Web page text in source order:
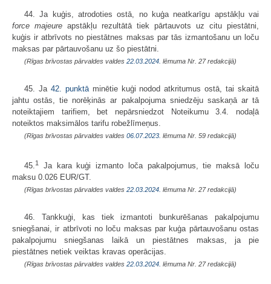
44. Ja kuģis, atrodoties ostā, no kuģa neatkarīgu apstākļu vai
force majeure apstākļu rezultātā tiek pārtauvots uz citu piestātni,
kuģis ir atbrīvots no piestātnes maksas par tās izmantošanu un loču
maksas par pārtauvošanu uz šo piestātni.
(Rīgas brīvostas pārvaldes valdes 22.03.2024. lēmuma Nr. 27 redakcijā)
45. Ja 42. punktāminētie kuģi nodod atkritumus ostā, tai skaitā
jahtu ostās, tie norēķinās ar pakalpojuma sniedzēju saskaņā ar tā
noteiktajiem tarifiem, bet nepārsniedzot Noteikumu 3.4. nodaļā
noteiktos maksimālos tarifu robežlīmeņus.
(Rīgas brīvostas pārvaldes valdes 06.07.2023. lēmuma Nr. 59 redakcijā)
45.1
Ja kara kuģi izmanto loča pakalpojumus, tie maksā loču
maksu 0.026 EUR/GT.
(Rīgas brīvostas pārvaldes valdes 22.03.2024. lēmuma Nr. 27 redakcijā)
46. Tankkuģi, kas tiek izmantoti bunkurēšanas pakalpojumu
sniegšanai, ir atbrīvoti no loču maksas par kuģa pārtauvošanu ostas
pakalpojumu sniegšanas laikā un piestātnes maksas, ja pie
piestātnes netiek veiktas kravas operācijas.
(Rīgas brīvostas pārvaldes valdes 22.03.2024. lēmuma Nr. 27 redakcijā)